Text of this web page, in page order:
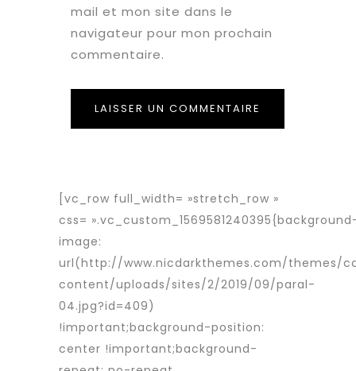
mail et mon site dans le
navigateur pour mon prochain
commentaire.
[vc_row full_width= »stretch_row »
css=
image:
url(http://www.nicdarkthemes.com/themes/
content/uploads/sites/2/2019/09/paral-
04.jpg?id=409)
!important;background-position:
center !important;background-